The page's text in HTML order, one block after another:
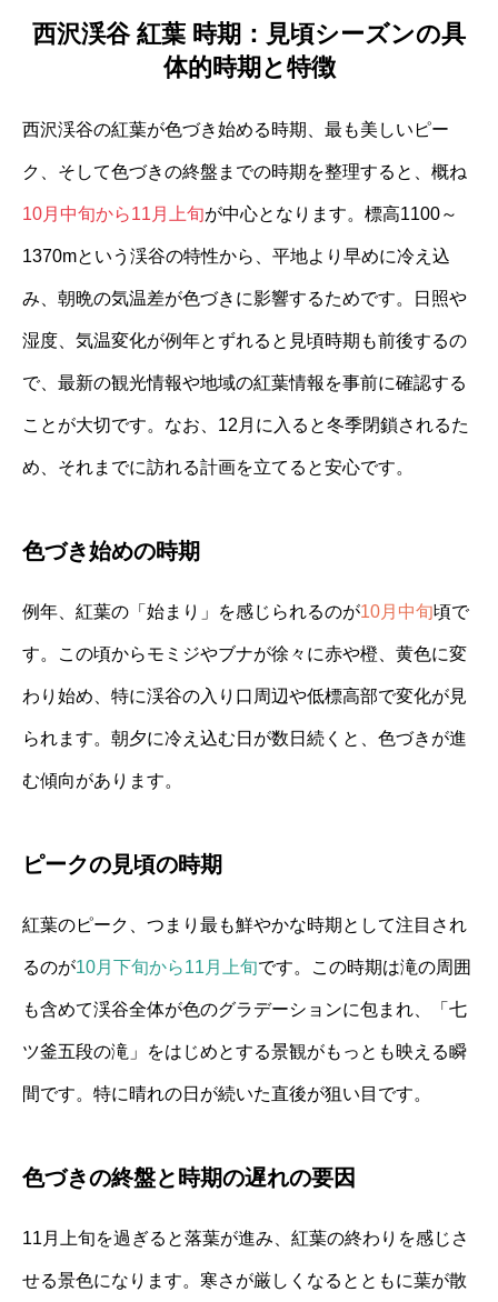
西沢渓谷 紅葉 時期：見頃シーズンの具
体的時期と特徴
西沢渓谷の紅葉が色づき始める時期、最も美しいピー
ク、そして色づきの終盤までの時期を整理すると、概ね
10月中旬から11月上旬が中心となります。標高1100～
1370mという渓谷の特性から、平地より早めに冷え込
み、朝晩の気温差が色づきに影響するためです。日照や
湿度、気温変化が例年とずれると見頃時期も前後するの
で、最新の観光情報や地域の紅葉情報を事前に確認する
ことが大切です。なお、12月に入ると冬季閉鎖されるた
め、それまでに訪れる計画を立てると安心です。
色づき始めの時期
例年、紅葉の「始まり」を感じられるのが10月中旬頃で
す。この頃からモミジやブナが徐々に赤や橙、黄色に変
わり始め、特に渓谷の入り口周辺や低標高部で変化が見
られます。朝夕に冷え込む日が数日続くと、色づきが進
む傾向があります。
ピークの見頃の時期
紅葉のピーク、つまり最も鮮やかな時期として注目され
るのが10月下旬から11月上旬です。この時期は滝の周囲
も含めて渓谷全体が色のグラデーションに包まれ、「七
ツ釜五段の滝」をはじめとする景観がもっとも映える瞬
間です。特に晴れの日が続いた直後が狙い目です。
色づきの終盤と時期の遅れの要因
11月上旬を過ぎると落葉が進み、紅葉の終わりを感じさ
せる景色になります。寒さが厳しくなるとともに葉が散